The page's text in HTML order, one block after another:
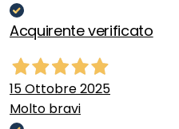
Acquirente verificato
15 Ottobre 2025
Molto bravi